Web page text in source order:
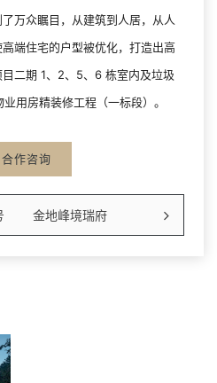
万众瞩目，从建筑到人居，从人
端住宅的户型被优化，打造出高
二期 1、2、5、6 栋室内及垃圾
用房精装修工程（一标段）。
合作咨询
金地峰境瑞府